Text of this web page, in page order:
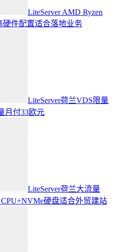
LiteServer AMD Ryzen
硬件配置适合落地业务
LiteServer荷兰VDS限量
月付33欧元
LiteServer荷兰大流量
硬盘适合外贸建站